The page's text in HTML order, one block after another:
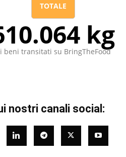
TOTALE
kg
beni transitati su BringTheFood
nostri canali social: